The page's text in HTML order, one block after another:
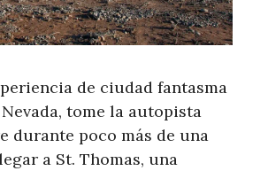
de ciudad fantasma
tome la autopista
durante poco más de una
a St. Thomas, una